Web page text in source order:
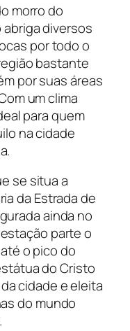
morro do
abriga diversos
por todo o
bastante
por suas áreas
um clima
para quem
na cidade
se situa a
da Estrada de
ainda no
parte o
o pico do
do Cristo
cidade e eleita
do mundo